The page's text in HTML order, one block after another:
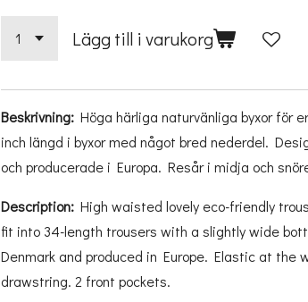
Lägg till i varukorg
Beskrivning: Höga härliga naturvänliga byxor för
inch längd i byxor med något bred nederdel.
och producerade i Europa. Resår i midja och
Description: High waisted lovely eco-friendly
fit into 34-length trousers with a slightly wide
Denmark and produced in Europe. Elastic at the
drawstring. 2 front pockets.